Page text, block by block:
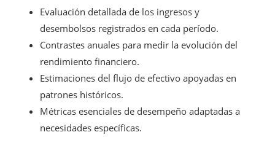
Evaluación detallada de los ingresos y
desembolsos registrados en cada período.
Contrastes anuales para medir la evolución del
rendimiento financiero.
Estimaciones del flujo de efectivo apoyadas en
patrones históricos.
Métricas esenciales de desempeño adaptadas a
necesidades específicas.